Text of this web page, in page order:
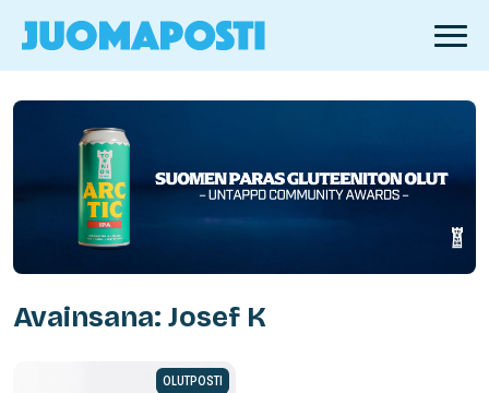
Avainsana: Josef K
OLUTPOSTI